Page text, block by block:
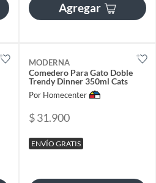
Agregar
MODERNA
Comedero Para Gato Doble
Trendy Dinner 350ml Cats
Por Homecenter
$ 31.900
ENVÍO GRATIS